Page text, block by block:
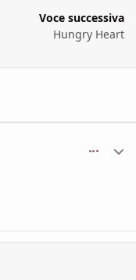
Voce successiva
Hungry Heart